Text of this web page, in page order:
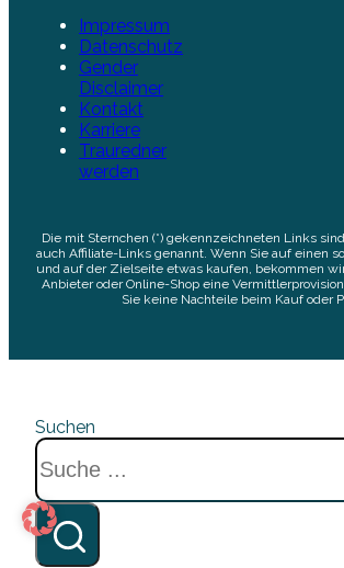
Impressum
Datenschutz
Gender
Disclaimer
Kontakt
Karriere
Trauredner
werden
Die mit Sternchen (*) gekennzeichneten Links
auch Affiliate-Links genannt. Wenn Sie auf einen
und auf der Zielseite etwas kaufen, bekommen
Anbieter oder Online-Shop eine
Sie keine Nachteile beim Kauf oder
Suchen